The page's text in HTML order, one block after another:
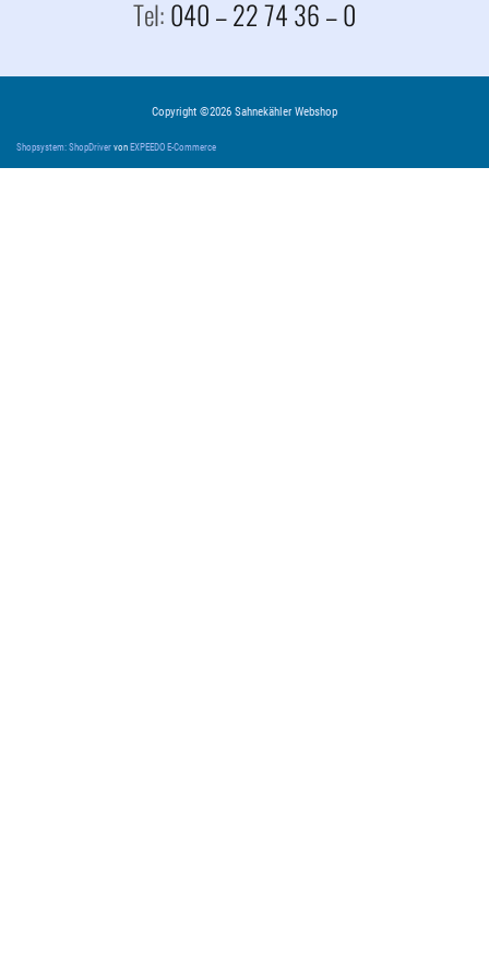
Tel:040 – 22 74 36 – 0
Copyright ©2026 Sahnekähler Webshop
Shopsystem: ShopDriver von EXPEEDO E-Commerce